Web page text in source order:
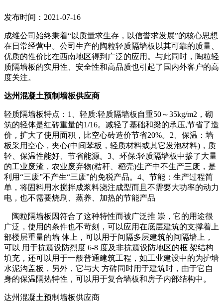
发布时间：2021-07-16
成维公司始终秉着“以质量求生存，以信誉求发展”的核心思想
在日常经营中。公司生产的陶粒轻质隔墙板以其可靠的质量、
优质的性价比在西南地区得到广泛的应用。与此同时，陶粒轻
质隔墙板的实用性、安全性和高品质也引起了国内外客户的高
度关注。
达州混凝土预制墙板供应商
轻质隔墙板特点：1、轻质:轻质隔墙板自重50～35kg/m2，砌
筑的轻体是红砖重量的1/16。减轻了基础和梁的承压,节省了造
价，扩大了使用面积，比空心砖造价节省20%。2、保温：墙
板采用空心，夹心(中间苯板，轻质材料或其它发泡材料)，质
轻、保温性能好、节省能源。3、环保:轻质隔墙板中掺了大量
的工业废渣，农业废弃物(秸秆、稻壳)生产中不生产三废，是
利用“三废”不产生“三废”的免税产品。4、节能：生产过程简
单，将固料用水搅拌成浆料浇注成型而且不需要大功率的动力
电，也不需要烧刷、蒸养、加热的节能产品
陶粒隔墙板因符合了这种特性而被广泛推 崇，它的用途很
广泛，使用的条件也不苛刻，可以应用在底层建筑的支撑着上
部楼层重量的墙 体上，可以用于间隔多层建筑的间隔墙上，
可以 用于抗震设防烈度 6-8 度及非抗震设防地区的框 架结构
填充，还可以用于一般普通建筑工程，如工业建设中的为护墙
水泥沟盖板，另外，它与大 方砖同时用于建筑时，由于它自
身的保温隔热特性，可以用于复合墙板和房子内部结构中。
达州混凝土预制墙板供应商